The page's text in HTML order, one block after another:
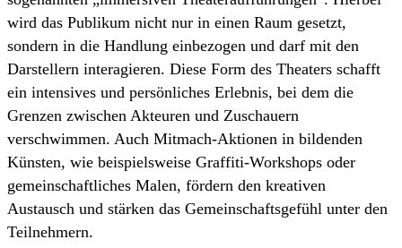
wird das Publikum nicht nur in einen Raum gesetzt,
sondern in die Handlung einbezogen und darf mit den
Darstellern interagieren. Diese Form des Theaters schafft
ein intensives und persönliches Erlebnis, bei dem die
Grenzen zwischen Akteuren und Zuschauern
verschwimmen. Auch Mitmach-Aktionen in bildenden
Künsten, wie beispielsweise Graffiti-Workshops oder
gemeinschaftliches Malen, fördern den kreativen
Austausch und stärken das Gemeinschaftsgefühl unter den
Teilnehmern.